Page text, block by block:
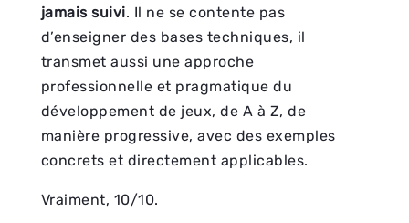
jamais suivi. Il ne se contente pas
d’enseigner des bases techniques, il
transmet aussi une approche
professionnelle et pragmatique du
développement de jeux, de A à Z, de
manière progressive, avec des exemples
concrets et directement applicables.
Vraiment, 10/10.